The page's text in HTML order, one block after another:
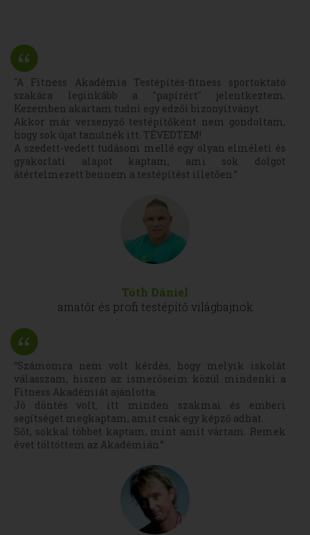
"A Fitness Akadémia Testépítés-fitness sportoktató
szakára leginkább a "papírért" jelentkeztem.
Kezemben akartam tudni egy edzői bizonyítványt.
Akkor már versenyző testépítőként nem gondoltam,
hogy sok újat tanulnék itt. TÉVEDTEM!
A szedett-vedett tudásom mellé egy olyan elméleti és
gyakorlati alapot kaptam, ami sok dolgot
átértelmezett bennem a testépítést illetően.”
Tóth Dániel
amatőr és profi testépítő világbajnok
“Számomra nem volt kérdés, hogy melyik iskolát
válasszam, hiszen az ismerőseim közül mindenki a
Fitness Akadémiát ajánlotta.
Jó döntés volt, itt minden szakmai és emberi
segítséget megkaptam, amit csak egy képző adhat.
Sőt, sokkal többet kaptam, mint amit vártam. Remek
évet töltöttem az Akadémián.”